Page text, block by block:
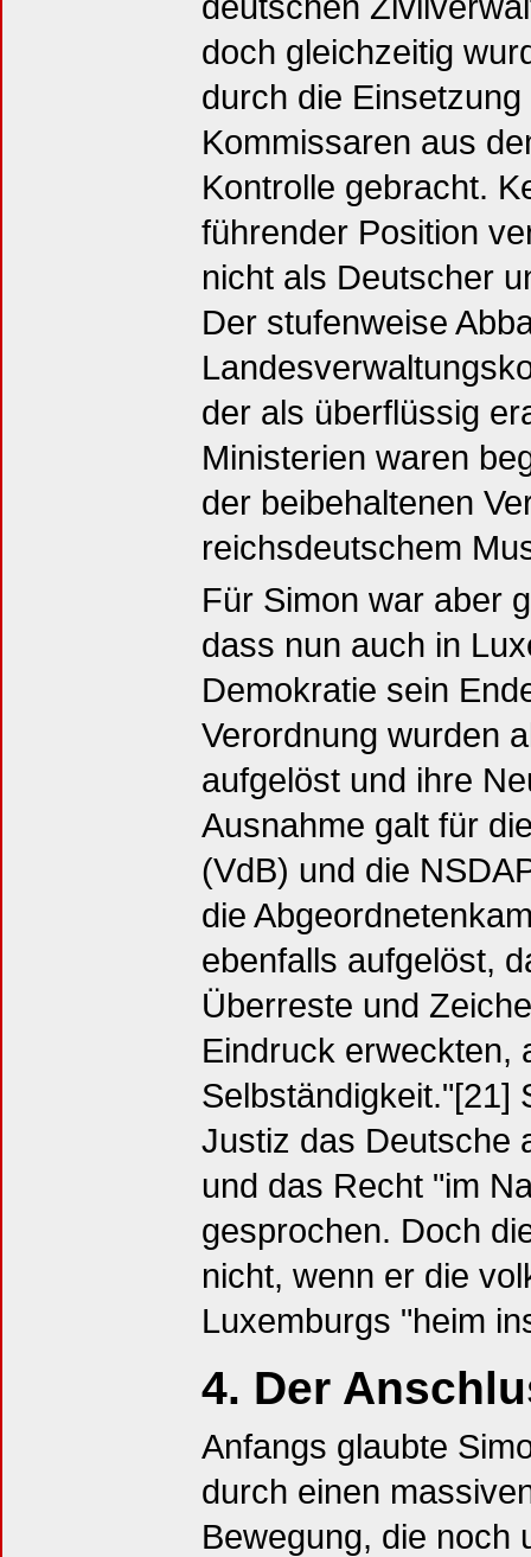
doch gleichzeitig
durch die
Kommissaren aus
Kontrolle gebracht.
führender Position
nicht als Deutscher
Der stufenweise
der als überflüssig
Ministerien waren
der beibehaltenen
reichsdeutschem
Für Simon war aber
dass nun auch in
Demokratie sein
Verordnung wurden
aufgelöst und ihre
Ausnahme galt für
(VdB) und die
die
ebenfalls aufgelöst,
Überreste und
Eindruck erweckten,
Selbständigkeit."[21]
Justiz das Deutsche
und das Recht "im
gesprochen. Doch
nicht, wenn er die
Luxemburgs "heim
4. Der
Anfangs glaubte
durch einen
Bewegung, die noch